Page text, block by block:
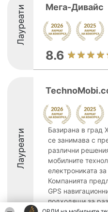
Лауреати Мега-Дивайс
8.6
Лауреати
Базирана в град
се занимава с
различни
мобилните
електрониката
Компанията
GPS
подходящи за